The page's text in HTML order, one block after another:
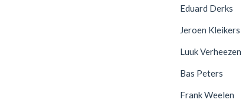
Eduard Derks
Jeroen Kleikers
Luuk Verheezen
Bas Peters
Frank Weelen